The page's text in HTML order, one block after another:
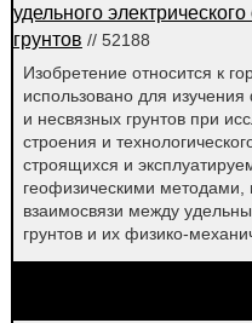
удельного
грунтов // 52188
Изобретение относится к
использовано для изучения
и несвязных грунтов при
строения и
строящихся и
геофизическими
взаимосвязи между
грунтов и их физико-